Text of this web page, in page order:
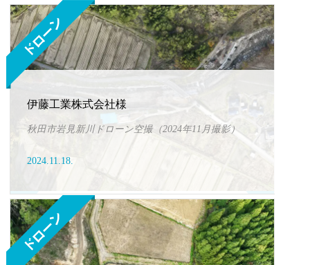
伊藤工業株式会社様
秋田市岩見新川ドローン空撮（2024年11月撮影）
2024.11.18.